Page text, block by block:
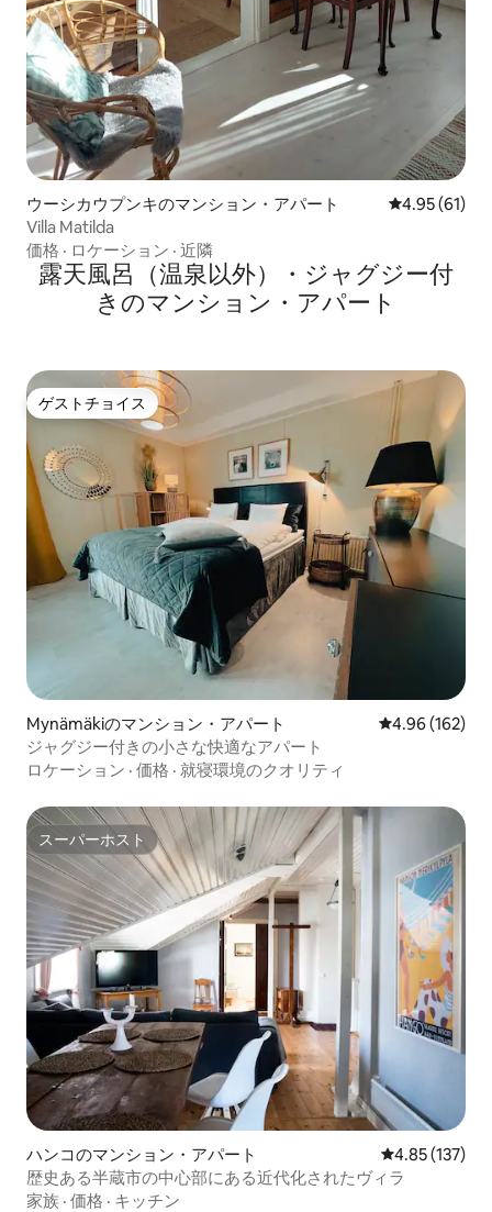
ウーシカウプンキのマンション・アパート レビュー61
4.95 (61)
Villa Matilda
価格 · ロケーション · 近隣
露天風呂（温泉以外）・ジャグジー付
きのマンション・アパート
ゲストチョイス
ゲストチョイス
Mynämäkiのマンション・アパート レビュー162
4.96 (162)
ジャグジー付きの小さな快適なアパート
ロケーション · 価格 · 就寝環境のクオリティ
スーパーホスト
スーパーホスト
ハンコのマンション・アパート レビュー137
4.85 (137)
歴史ある半蔵市の中心部にある近代化されたヴィラ
家族 · 価格 · キッチン